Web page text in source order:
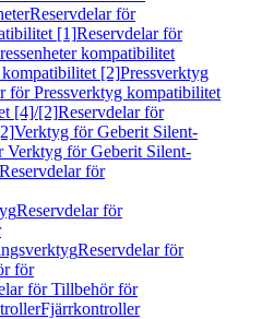
Reservdelar för
[1]Reservdelar för
kompatibilitet
kompatibilitet [2]Pressverktyg
för Pressverktyg kompatibilitet
[4]/[2]Reservdelar för
Verktyg för Geberit Silent-
Verktyg för Geberit Silent-
Reservdelar för
Reservdelar för
Reservdelar för
för
för Tillbehör för
Fjärrkontroller